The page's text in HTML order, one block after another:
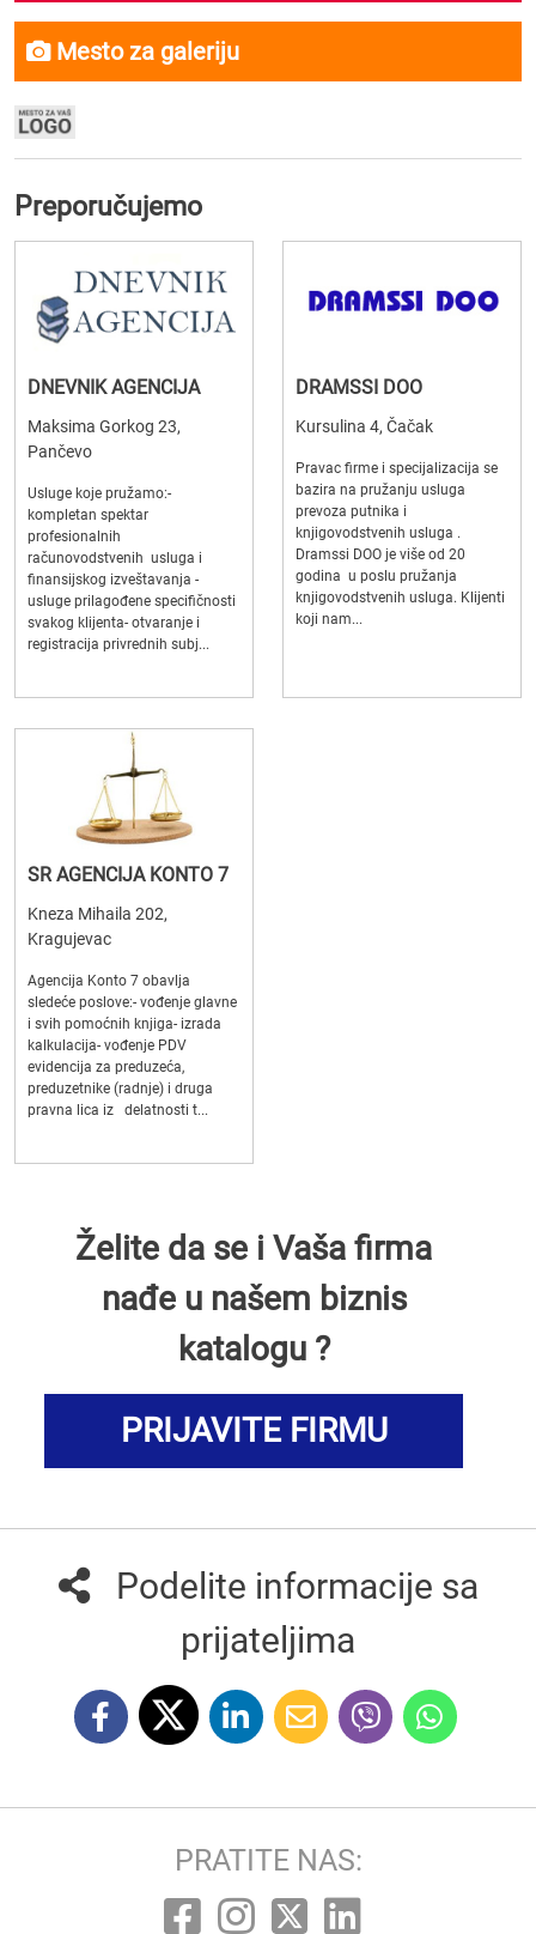
Mesto za galeriju
Preporučujemo
DNEVNIK AGENCIJA
Maksima Gorkog 23,
Pančevo
Usluge koje pružamo:-
kompletan spektar
profesionalnih
računovodstvenih usluga i
finansijskog izveštavanja -
usluge prilagođene specifičnosti
svakog klijenta- otvaranje i
registracija privrednih subj...
DRAMSSI DOO
Kursulina 4, Čačak
Pravac firme i specijalizacija se
bazira na pružanju usluga
prevoza putnika i
knjigovodstvenih usluga .
Dramssi DOO je više od 20
godina u poslu pružanja
knjigovodstvenih usluga. Klijenti
koji nam...
SR AGENCIJA KONTO 7
Kneza Mihaila 202,
Kragujevac
Agencija Konto 7 obavlja
sledeće poslove:- vođenje glavne
i svih pomoćnih knjiga- izrada
kalkulacija- vođenje PDV
evidencija za preduzeća,
preduzetnike (radnje) i druga
pravna lica iz delatnosti t...
Želite da se i Vaša firma
nađe u našem biznis
katalogu ?
PRIJAVITE FIRMU
Podelite informacije sa
prijateljima
PRATITE NAS: